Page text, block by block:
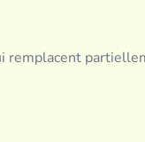
remplacent